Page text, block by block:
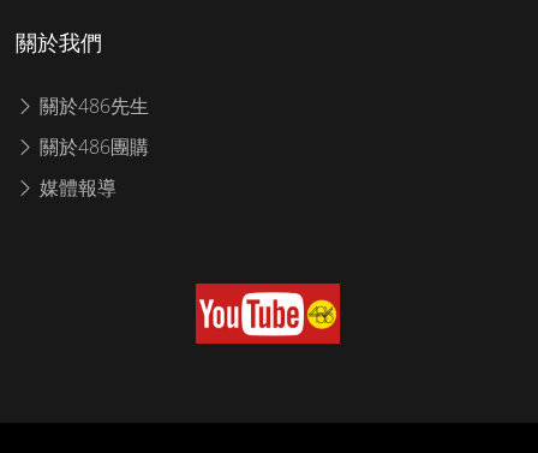
關於我們
關於486先生
關於486團購
媒體報導